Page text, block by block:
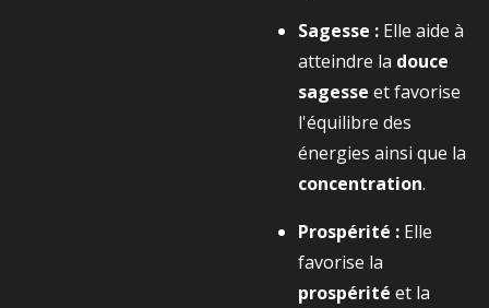
Sagesse : Elle aide à
atteindre la douce
sagesse et favorise
l'équilibre des
énergies ainsi que la
concentration.
Prospérité : Elle
favorise la
prospérité et la